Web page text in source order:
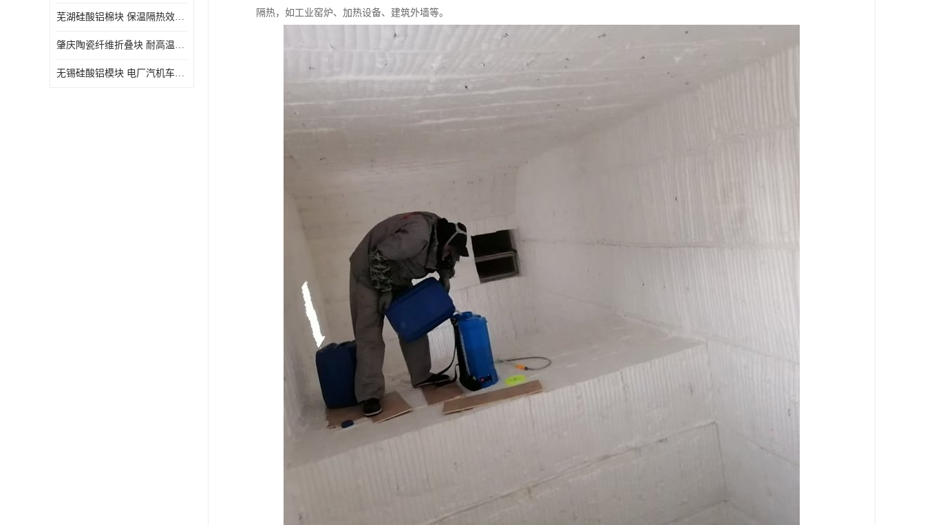
芜湖硅酸铝棉块 保温隔热效果好
肇庆陶瓷纤维折叠块 耐高温阻燃 抗撕裂 质地硬
无锡硅酸铝模块 电厂汽机车间设备管道保温用硅酸铝棉
隔热，如工业窑炉、加热设备、建筑外墙等。